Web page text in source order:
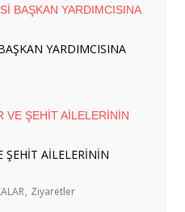
VE ŞEHİT
ZİYARET
POLİTİKASI:
2026
GÖZLEM
YARDIMCISINA
ŞEHİT AİLELERİNİN
Ziyaretler